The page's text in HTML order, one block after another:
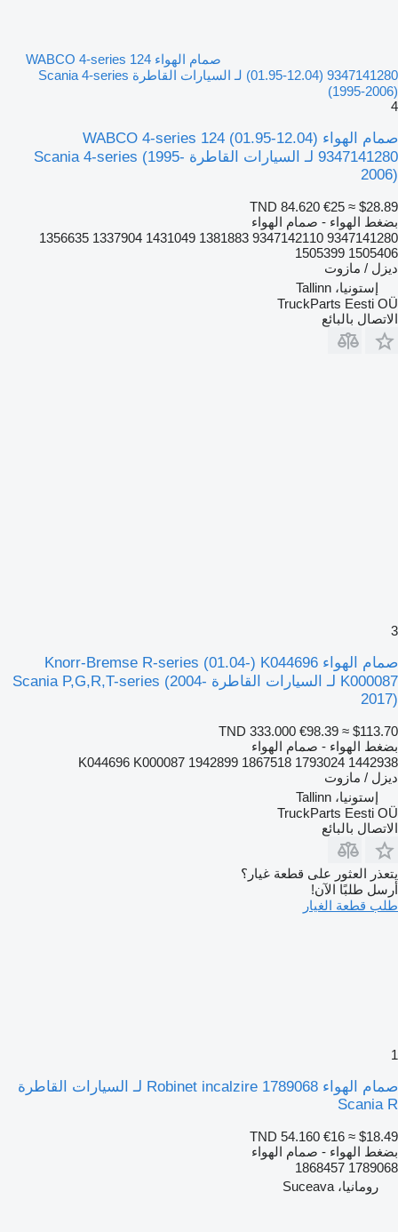
صمام الهواء WABCO 4-series 124
(01.95-12.04) 9347141280 لـ السيارات القاطرة Scania 4-series
(1995-2006)
4
صمام الهواء WABCO 4-series 124 (01.95-12.04)
9347141280 لـ السيارات القاطرة Scania 4-series (1995-
2006)
TND 84.620 €25 ≈ $28.89
بضغط الهواء - صمام الهواء
9347141280 9347142110 1381883 1431049 1337904 1356635
1505406 1505399
ديزل / مازوت
إستونيا، Tallinn
TruckParts Eesti OÜ
الاتصال بالبائع
3
صمام الهواء Knorr-Bremse R-series (01.04-) K044696
K000087 لـ السيارات القاطرة Scania P,G,R,T-series (2004-
2017)
TND 333.000 €98.39 ≈ $113.70
بضغط الهواء - صمام الهواء
K044696 K000087 1942899 1867518 1793024 1442938
ديزل / مازوت
إستونيا، Tallinn
TruckParts Eesti OÜ
الاتصال بالبائع
يتعذر العثور على قطعة غيار؟
أرسل طلبًا الآن!
طلب قطعة الغيار
1
صمام الهواء Robinet incalzire 1789068 لـ السيارات القاطرة
Scania R
TND 54.160 €16 ≈ $18.49
بضغط الهواء - صمام الهواء
1789068 1868457
رومانيا، Suceava